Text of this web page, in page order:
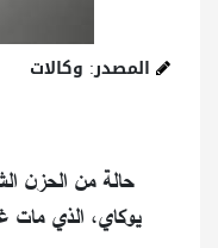
المصدر: وكالات
حالة من الحزن
يوكاي، الذي مات